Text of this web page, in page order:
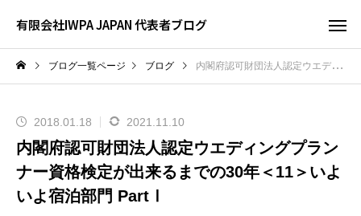
有限会社IWPA JAPAN 代表者ブログ
ブログ一覧ページ ブログ 内閣府認可財団法人認定ウエディングプランナー資格検定が出来るまでの30年＜11＞いよいよ宿泊部門 PartⅠ
2018.01.18 2021.11.10
内閣府認可財団法人認定ウエディングプラン
ナー資格検定が出来るまでの30年＜11＞いよ
いよ宿泊部門 PartⅠ